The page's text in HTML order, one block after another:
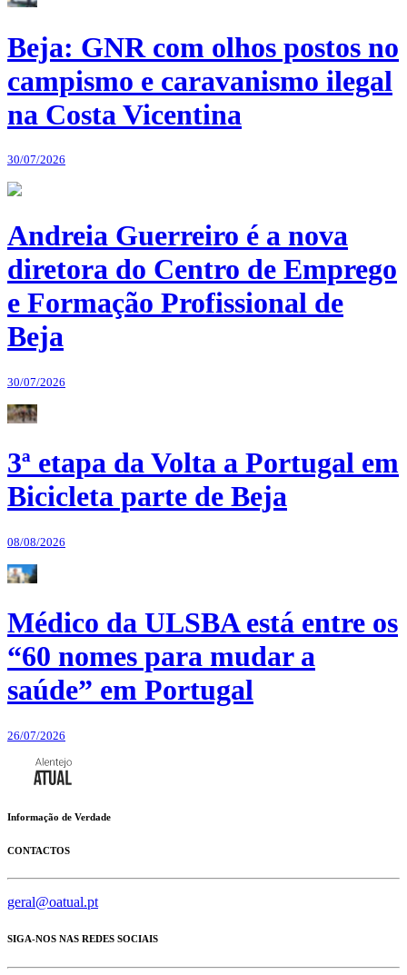
Beja: GNR com olhos postos no
campismo e caravanismo ilegal
na Costa Vicentina
30/07/2026
Andreia Guerreiro é a nova
diretora do Centro de Emprego
e Formação Profissional de
Beja
30/07/2026
3ª etapa da Volta a Portugal em
Bicicleta parte de Beja
08/08/2026
Médico da ULSBA está entre os
“60 nomes para mudar a
saúde” em Portugal
26/07/2026
Informação de Verdade
CONTACTOS
geral@oatual.pt
SIGA-NOS NAS REDES SOCIAIS